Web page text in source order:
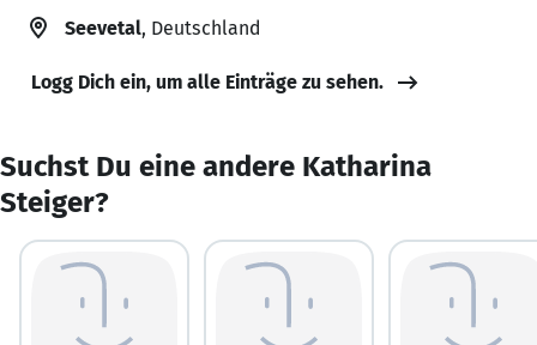
Seevetal, Deutschland
Logg Dich ein, um alle Einträge zu sehen.
Suchst Du eine andere Katharina
Steiger?